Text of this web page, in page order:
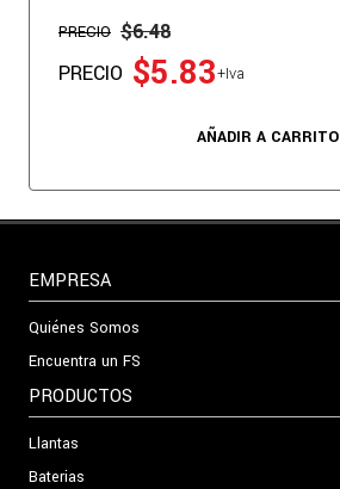
PRECIO $6.48
PRECIO $5.83+Iva
AÑADIR A CARRITO
EMPRESA
Quiénes Somos
Encuentra un FS
PRODUCTOS
Llantas
Baterias